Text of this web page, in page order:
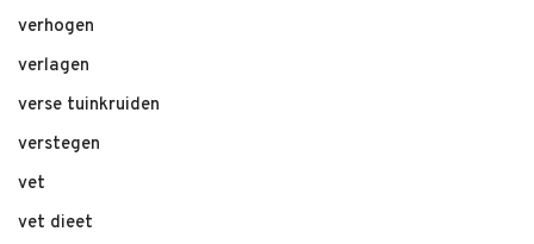
verhogen
verlagen
verse tuinkruiden
verstegen
vet
vet dieet